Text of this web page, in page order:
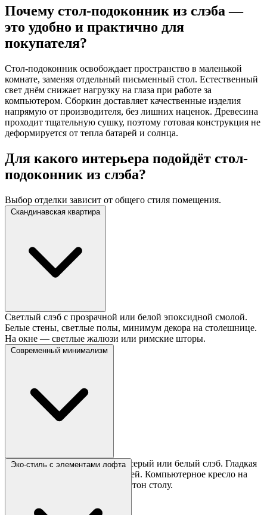
Почему стол-подоконник из слэба —
это удобно и практично для
покупателя?
Стол-подоконник освобождает пространство в маленькой
комнате, заменяя отдельный письменный стол. Естественный
свет днём снижает нагрузку на глаза при работе за
компьютером. Сборкин доставляет качественные изделия
напрямую от производителя, без лишних наценок. Древесина
проходит тщательную сушку, поэтому готовая конструкция не
деформируется от тепла батарей и солнца.
Для какого интерьера подойдёт стол-
подоконник из слэба?
Выбор отделки зависит от общего стиля помещения.
Скандинавская квартира
Светлый слэб с прозрачной или белой эпоксидной смолой.
Белые стены, светлые полы, минимум декора на столешнице.
На окне — светлые жалюзи или римские шторы.
Современный минимализм
Монохромная гамма: чёрный, серый или белый слэб. Гладкая
поверхность без лишних деталей. Компьютерное кресло на
колёсиках, настольная лампа в тон столу.
Эко-стиль с элементами лофта